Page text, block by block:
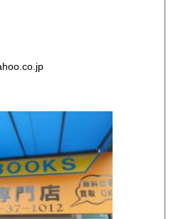
広島県
徳島県
愛媛県
福岡県